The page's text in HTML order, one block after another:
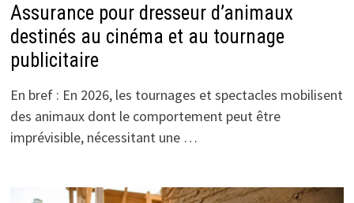
Assurance pour dresseur d’animaux
destinés au cinéma et au tournage
publicitaire
En bref : En 2026, les tournages et spectacles mobilisent
des animaux dont le comportement peut être
imprévisible, nécessitant une …